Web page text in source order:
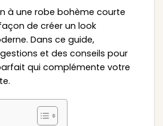
à une robe bohème courte
de créer un look
Dans ce guide,
et des conseils pour
qui complémente votre